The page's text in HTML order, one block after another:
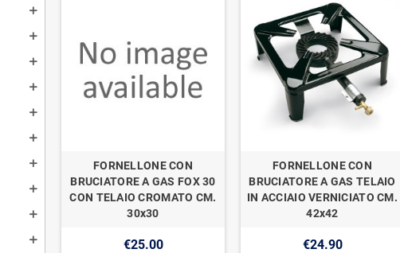
FORNELLONE CON
BRUCIATORE A GAS FOX 30
CON TELAIO CROMATO CM.
30x30
€25.00
FORNELLONE CON
BRUCIATORE A GAS TELAIO
IN ACCIAIO VERNICIATO CM.
42x42
€24.90